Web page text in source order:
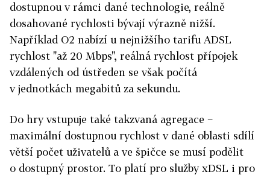
dostupnou v rámci dané technologie, reálně
dosahované rychlosti bývají výrazně nižší.
Například O2 nabízí u nejnižšího tarifu ADSL
rychlost "až 20 Mbps", reálná rychlost přípojek
vzdálených od ústředen se však počítá
v jednotkách megabitů za sekundu.
Do hry vstupuje také takzvaná agregace −
maximální dostupnou rychlost v dané oblasti sdílí
větší počet uživatelů a ve špičce se musí podělit
o dostupný prostor. To platí pro služby xDSL i pro